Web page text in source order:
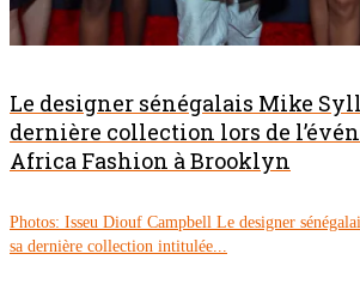
Le designer sénégalais Mike
dernière collection lors de
Africa Fashion à Brooklyn
Photos: Isseu Diouf Campbell Le designer
sa dernière collection intitulée...